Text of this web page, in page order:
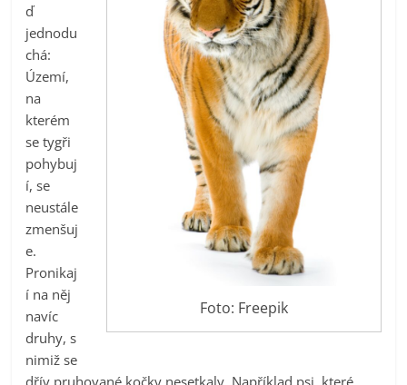
Foto: Freepik
ď
jednodu
chá:
Území,
na
kterém
se tygři
pohybuj
í, se
neustále
zmenšuj
e.
Pronikaj
í na něj
navíc
druhy, s
nimiž se
dřív pruhované kočky nesetkaly. Například psi, které